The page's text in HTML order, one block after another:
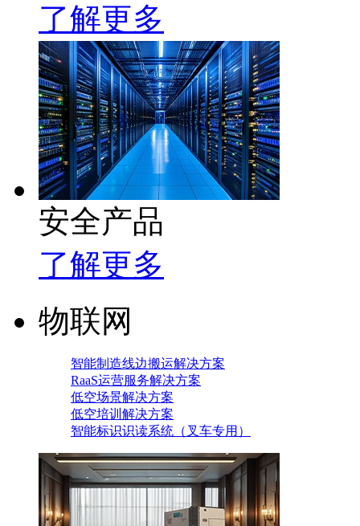
了解更多
安全产品
了解更多
物联网
智能制造线边搬运解决方案
RaaS运营服务解决方案
低空场景解决方案
低空培训解决方案
智能标识识读系统（叉车专用）